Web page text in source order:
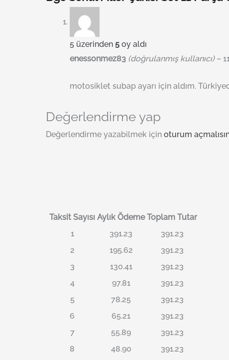
5 üzerinden 5 oy aldı
enessonmez83 (doğrulanmış kullanıcı) –
motosiklet subap ayarı için aldım.
Değerlendirme yap
Değerlendirme yazabilmek için oturum
Taksit Sayısı Aylık Ödeme Toplam Tutar
1
391.23
391.23
2
195.62
391.23
3
130.41
391.23
4
97.81
391.23
5
78.25
391.23
6
65.21
391.23
7
55.89
391.23
8
48.90
391.23